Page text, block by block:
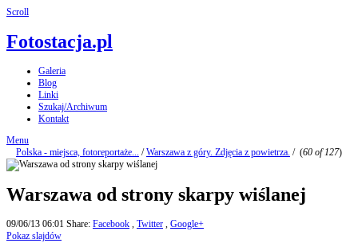
Scroll
Fotostacja.pl
Galeria
Blog
Linki
Szukaj/Archiwum
Kontakt
Menu
Polska - miejsca, fotoreportaże... /Warszawa z góry. Zdjęcia z powietrza. / (60 of 127)
Warszawa od strony skarpy wiślanej
09/06/13 06:01 Share: Facebook , Twitter , Google+
Pokaz slajdów